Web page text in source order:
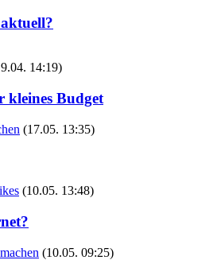
14:19)
kleines Budget
(17.05. 13:35)
(10.05. 13:48)
(10.05. 09:25)